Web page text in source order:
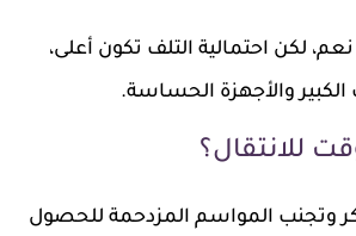
لكن احتمالية التلف تكون أعلى،
والأجهزة الحساسة.
للانتقال؟
وتجنب المواسم المزدحمة للحصول